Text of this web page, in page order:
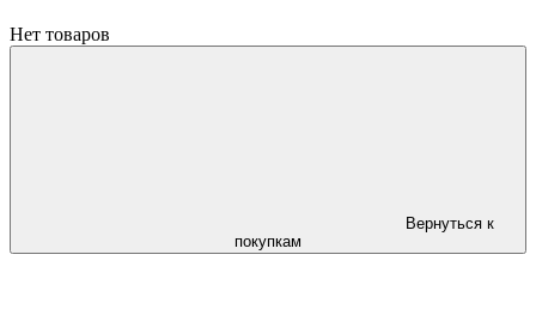
Нет товаров
Вернуться к
покупкам